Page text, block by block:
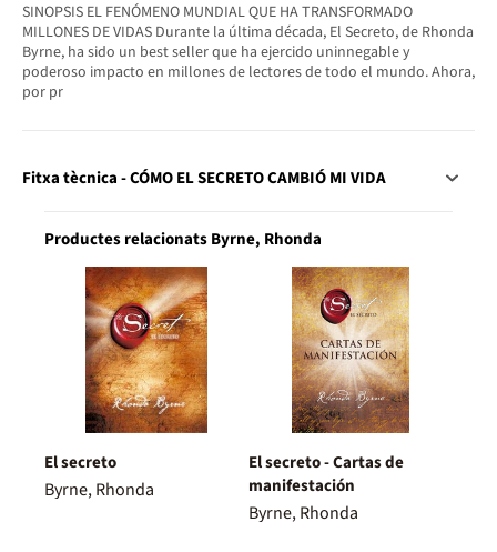
SINOPSIS EL FENÓMENO MUNDIAL QUE HA TRANSFORMADO
MILLONES DE VIDAS Durante la última década, El Secreto, de Rhonda
Byrne, ha sido un best seller que ha ejercido uninnegable y
poderoso impacto en millones de lectores de todo el mundo. Ahora,
por pr
Fitxa tècnica - CÓMO EL SECRETO CAMBIÓ MI VIDA
Productes relacionats Byrne, Rhonda
El secreto
Byrne, Rhonda
El secreto - Cartas de
manifestación
Byrne, Rhonda